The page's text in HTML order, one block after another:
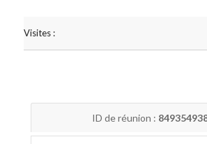
Visites :
ID de réunion :